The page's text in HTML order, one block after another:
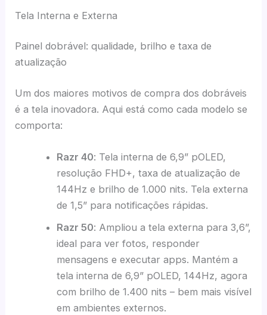
Tela Interna e Externa
Painel dobrável: qualidade, brilho e taxa de
atualização
Um dos maiores motivos de compra dos dobráveis
é a tela inovadora. Aqui está como cada modelo se
comporta:
Razr 40: Tela interna de 6,9” pOLED,
resolução FHD+, taxa de atualização de
144Hz e brilho de 1.000 nits. Tela externa
de 1,5” para notificações rápidas.
Razr 50: Ampliou a tela externa para 3,6”,
ideal para ver fotos, responder
mensagens e executar apps. Mantém a
tela interna de 6,9” pOLED, 144Hz, agora
com brilho de 1.400 nits – bem mais visível
em ambientes externos.